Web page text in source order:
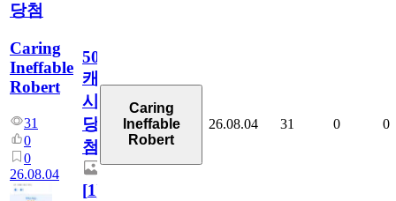
당첨
Caring
Ineffable
Robert
31
0
0
26.08.04
50
캐
시
당
첨
[1]
Caring
Ineffable
Robert
26.08.04 31 0 0